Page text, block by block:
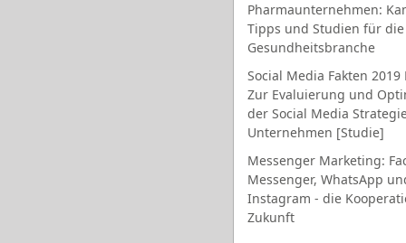
Pharmaunternehmen:
Tipps und Studien für die
Gesundheitsbranche
Social Media Fakten 2019
Zur Evaluierung und
der Social Media
Unternehmen [Studie]
Messenger Marketing:
Messenger, WhatsApp
Instagram - die
Zukunft